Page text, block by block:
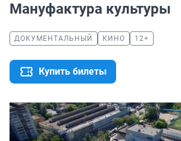
Мануфактура культуры
ДОКУМЕНТАЛЬНЫЙ КИНО 12+
Купить билеты